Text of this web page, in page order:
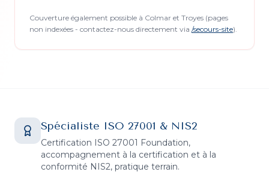
Couverture également possible à Colmar et Troyes (pages
non indexées - contactez-nous directement via /secours-site).
Spécialiste ISO 27001 & NIS2
Certification ISO 27001 Foundation,
accompagnement à la certification et à la
conformité NIS2, pratique terrain.